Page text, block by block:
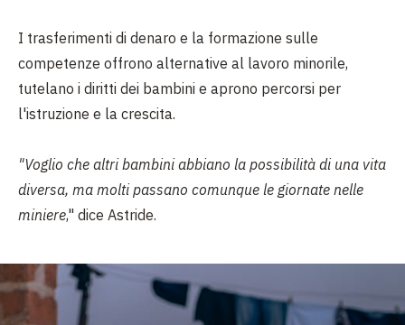
I trasferimenti di denaro e la formazione sulle
competenze offrono alternative al lavoro minorile,
tutelano i diritti dei bambini e aprono percorsi per
l'istruzione e la crescita.
"Voglio che altri bambini abbiano la possibilità di una vita
diversa, ma molti passano comunque le giornate nelle
miniere," dice Astride.